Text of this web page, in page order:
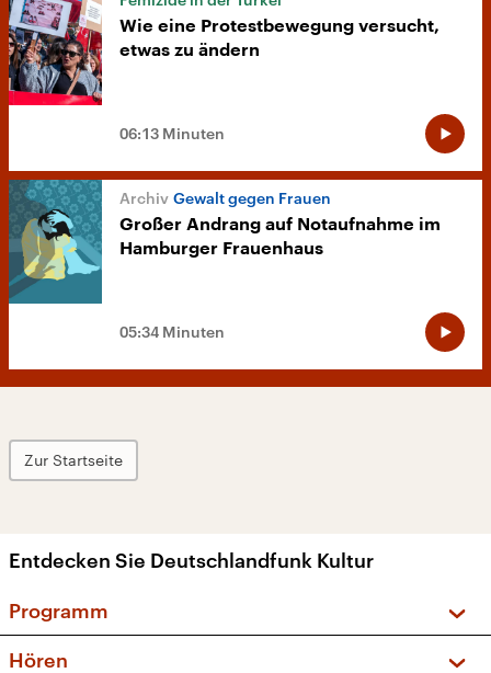
Wie eine Protestbewegung versucht,
etwas zu ändern
06:13 Minuten
Gewalt gegen Frauen
Großer Andrang auf Notaufnahme im
Hamburger Frauenhaus
05:34 Minuten
Zur Startseite
Entdecken Sie Deutschlandfunk Kultur
Programm
Hören